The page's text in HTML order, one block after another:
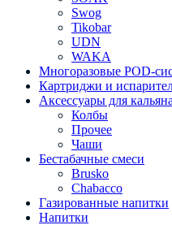
Swog
Tikobar
UDN
WAKA
Многоразовые POD-
Картриджи и
Аксессуары для кальяна
Колбы
Прочее
Чаши
Бестабачные смеси
Brusko
Chabacco
Газированные напитки
Напитки